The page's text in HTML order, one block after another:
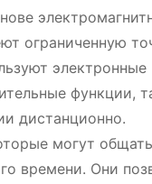
ограниченную
электронные
функции,
дистанционно.
могут
времени. Они